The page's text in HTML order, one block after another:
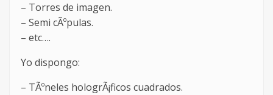
– Torres de imagen.
– Semi cÃºpulas.
– etc….
Yo dispongo:
– TÃºneles hologrÃ¡ficos cuadrados.